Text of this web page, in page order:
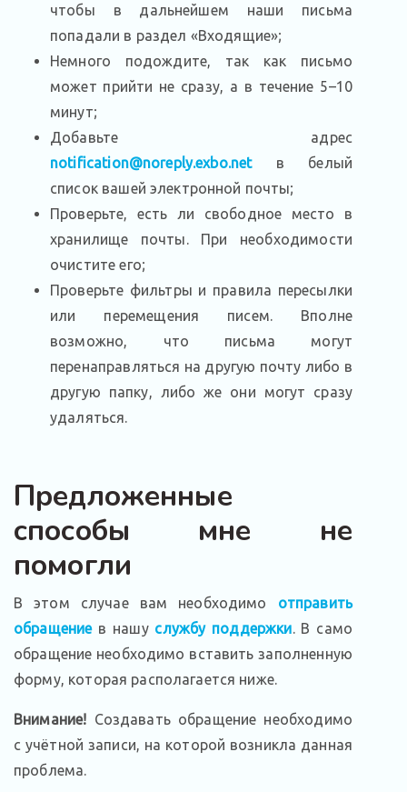
чтобы в дальнейшем наши письма
попадали в раздел «Входящие»;
Немного подождите, так как письмо
может прийти не сразу, а в течение 5–10
минут;
Добавьте адрес
notification@noreply.exbo.netв белый
список вашей электронной почты;
Проверьте, есть ли свободное место в
хранилище почты. При необходимости
очистите его;
Проверьте фильтры и правила пересылки
или перемещения писем. Вполне
возможно, что письма могут
перенаправляться на другую почту либо в
другую папку, либо же они могут сразу
удаляться.
Предложенные
способы мне не
помогли
В этом случае вам необходимо отправить
обращениев нашу службу поддержки. В само
обращение необходимо вставить заполненную
форму, которая располагается ниже.
Внимание! Создавать обращение необходимо
с учётной записи, на которой возникла данная
проблема.